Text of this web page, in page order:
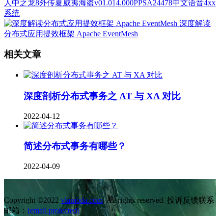
人中之龙8外传夏威夷海盗v01.014.000PPSA24478中文语音4xx
系统
深度解读
分布式应用提效框架 Apache EventMesh
相关文章
深度剖析分布式事务之 AT 与 XA 对比
2022-04-12
简述分布式事务有哪些？
2022-04-09
Copyright ©2022 vlambda.com. All rights reserved. 投诉反馈联系
邮箱： [email protected]